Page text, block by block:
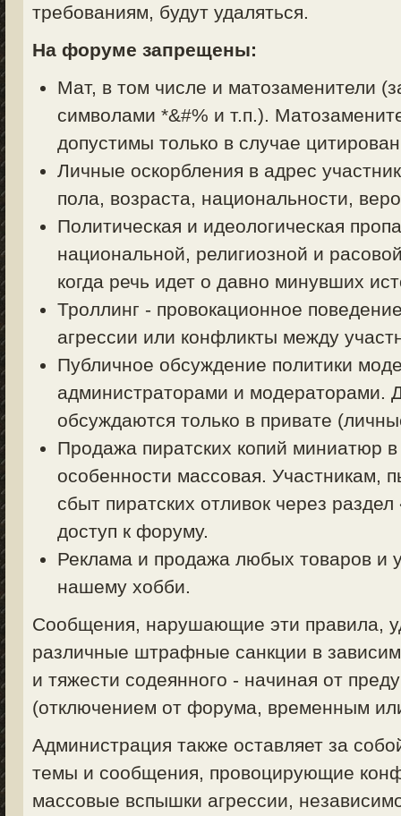
требованиям, будут удаляться.
На форуме запрещены:
Мат, в том числе и матозаменители
символами *&#% и т.п.).
допустимы только в случае
Личные оскорбления в адрес
пола, возраста, национальности,
Политическая и идеологическая
национальной, религиозной и
когда речь идет о давно минувших
Троллинг - провокационное
агрессии или конфликты между
Публичное обсуждение политики
администраторами и модераторами.
обсуждаются только в привате
Продажа пиратских копий миниатюр
особенности массовая. Участникам,
сбыт пиратских отливок через
доступ к форуму.
Реклама и продажа любых товаров и
нашему хобби.
Сообщения, нарушающие эти правила,
различные штрафные санкции в
и тяжести содеянного - начиная от
(отключением от форума, временным
Администрация также оставляет за
темы и сообщения, провоцирующие
массовые вспышки агрессии,